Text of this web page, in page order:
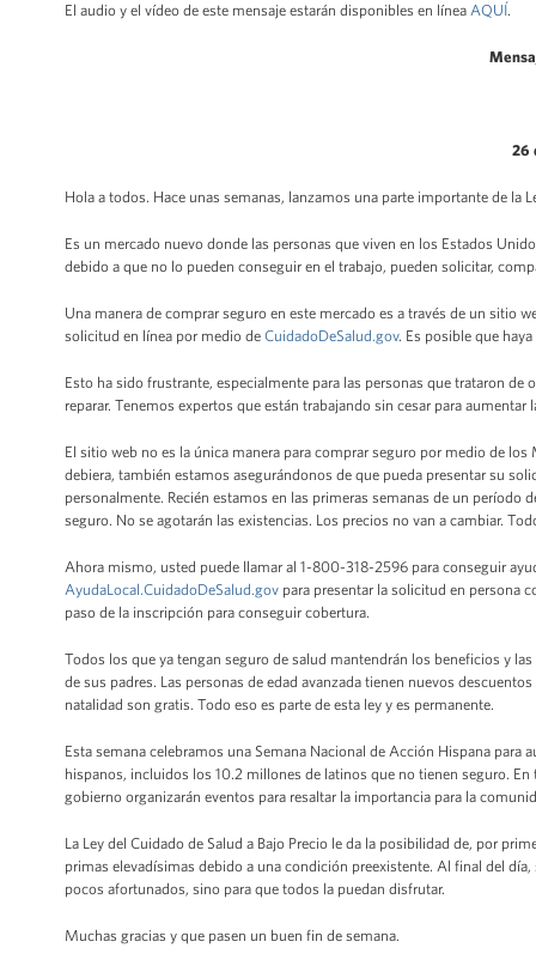
El audio y el vídeo de este mensaje estarán disponibles en línea AQUÍ.
26
Hola a todos. Hace unas semanas, lanzamos una parte importante de la
Es un mercado nuevo donde las personas que viven en los Estados
debido a que no lo pueden conseguir en el trabajo, pueden solicitar,
Una manera de comprar seguro en este mercado es a través de un sitio
solicitud en línea por medio de CuidadoDeSalud.gov. Es posible que
Esto ha sido frustrante, especialmente para las personas que trataron
reparar. Tenemos expertos que están trabajando sin cesar para
El sitio web no es la única manera para comprar seguro por medio de
debiera, también estamos asegurándonos de que pueda presentar su
personalmente. Recién estamos en las primeras semanas de un
seguro. No se agotarán las existencias. Los precios no van a cambiar.
Ahora mismo, usted puede llamar al 1-800-318-2596 para conseguir
AyudaLocal.CuidadoDeSalud.gov para presentar la solicitud en persona
paso de la inscripción para conseguir cobertura.
Todos los que ya tengan seguro de salud mantendrán los beneficios y
de sus padres. Las personas de edad avanzada tienen nuevos
natalidad son gratis. Todo eso es parte de esta ley y es permanente.
Esta semana celebramos una Semana Nacional de Acción Hispana
hispanos, incluidos los 10.2 millones de latinos que no tienen seguro.
gobierno organizarán eventos para resaltar la importancia para la
La Ley del Cuidado de Salud a Bajo Precio le da la posibilidad de, por
primas elevadísimas debido a una condición preexistente. Al final del
pocos afortunados, sino para que todos la puedan disfrutar.
Muchas gracias y que pasen un buen fin de semana.